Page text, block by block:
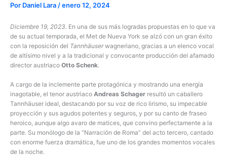
Por Daniel Lara /enero 12, 2024
Diciembre 19, 2023. En una de sus más logradas propuestas en lo que va
de su actual temporada, el Met de Nueva York se alzó con un gran éxito
con la reposición del Tannhäuserwagneriano, gracias a un elenco vocal
de altísimo nivel y a la tradicional y convocante producción del afamado
director austriaco Otto Schenk.
A cargo de la inclemente parte protagónica y mostrando una energía
inagotable, el tenor austriaco Andreas Schager resultó un caballero
Tannhäuser ideal, destacando por su voz de rico lirismo, su impecable
proyección y sus agudos potentes y seguros, y por su canto de fraseo
heroico, aunque algo avaro de matices, que convino perfectamente a la
parte. Su monólogo de la “Narración de Roma” del acto tercero, cantado
con enorme fuerza dramática, fue uno de los grandes momentos vocales
de la noche.